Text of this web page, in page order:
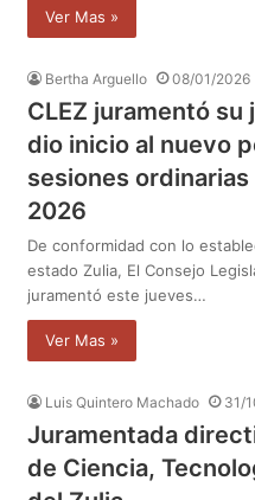
Ver Mas »
Bertha Arguello 08/01/2026
‎CLEZ juramentó
dio inicio al nuevo
sesiones
2026
‎De conformidad con lo
estado Zulia, El Consejo
juramentó este jueves…
Ver Mas »
Luis Quintero Machado 31/
Juramentada
de Ciencia,